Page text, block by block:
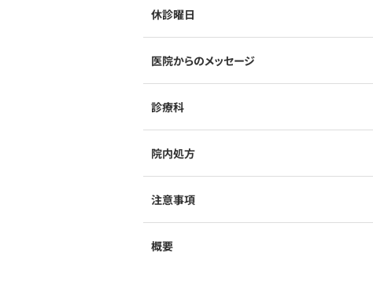
休診曜日
医院からのメッセージ
診療科
院内処方
注意事項
概要